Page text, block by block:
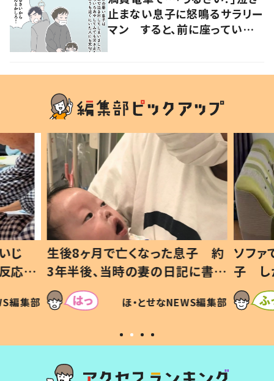
止まない息子に怒鳴るサラリー
マン すると、前に座っていた
約
書い
編集部
ソファでおにぎりを食べる1歳息
子 しかしよく見ると…母「！？」
すべてを察した母の投稿に「可愛
いから許す！」「現行犯〜」
ほ・とせなNEWS編集部
小1か
ッド
作り
#令和
SNSで